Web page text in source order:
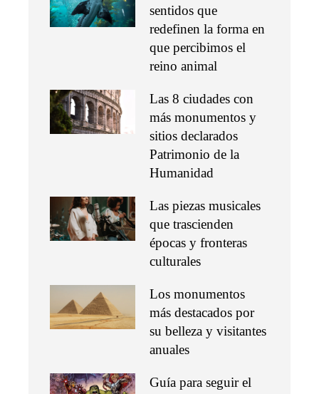
sentidos que
redefinen la forma en
que percibimos el
reino animal
Las 8 ciudades con
más monumentos y
sitios declarados
Patrimonio de la
Humanidad
Las piezas musicales
que trascienden
épocas y fronteras
culturales
Los monumentos
más destacados por
su belleza y visitantes
anuales
Guía para seguir el